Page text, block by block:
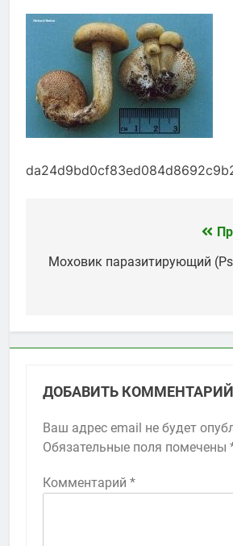
по
Моховик паразитирующий
ДОБАВИТЬ КОММЕНТАРИЙ
Ваш адрес email не будет
Обязательные поля помечены
Комментарий *